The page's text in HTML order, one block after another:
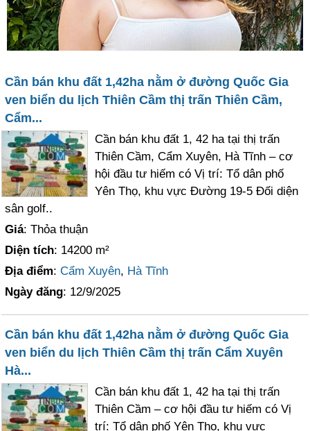
Cần bán khu đất 1,42ha nằm ở đường Quốc Gia
ven biển du lịch Thiên Cầm thị trấn Thiên Cầm,
Cẩm...
Cần bán khu đất 1, 42 ha tại thị trấn
Thiên Cầm, Cẩm Xuyên, Hà Tĩnh – cơ
hội đầu tư hiếm có Vị trí: Tổ dân phố
Yên Thọ, khu vực Đường 19-5 Đối diện
sân golf..
Giá: Thỏa thuận
Diện tích: 14200 m²
Địa điểm:Cẩm Xuyên, Hà Tĩnh
Ngày đăng: 12/9/2025
Cần bán khu đất 1,42ha nằm ở đường Quốc Gia
ven biển du lịch Thiên Cầm thị trấn Cẩm Xuyên
Hà...
Cần bán khu đất 1, 42 ha tại thị trấn
Thiên Cầm – cơ hội đầu tư hiếm có Vị
trí: Tổ dân phố Yên Thọ, khu vực